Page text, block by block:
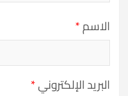
الاسم*
البريد الإلكتروني*